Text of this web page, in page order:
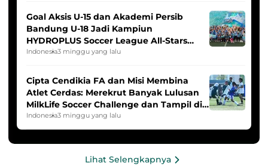
Goal Aksis U-15 dan Akademi Persib
Bandung U-18 Jadi Kampiun
HYDROPLUS Soccer League All-Stars
2025/2026
Indonesia3 minggu yang lalu
Cipta Cendikia FA dan Misi Membina
Atlet Cerdas: Merekrut Banyak Lulusan
MilkLife Soccer Challenge dan Tampil di
HYDROPLUS Soccer League
Indonesia3 minggu yang lalu
Lihat Selengkapnya